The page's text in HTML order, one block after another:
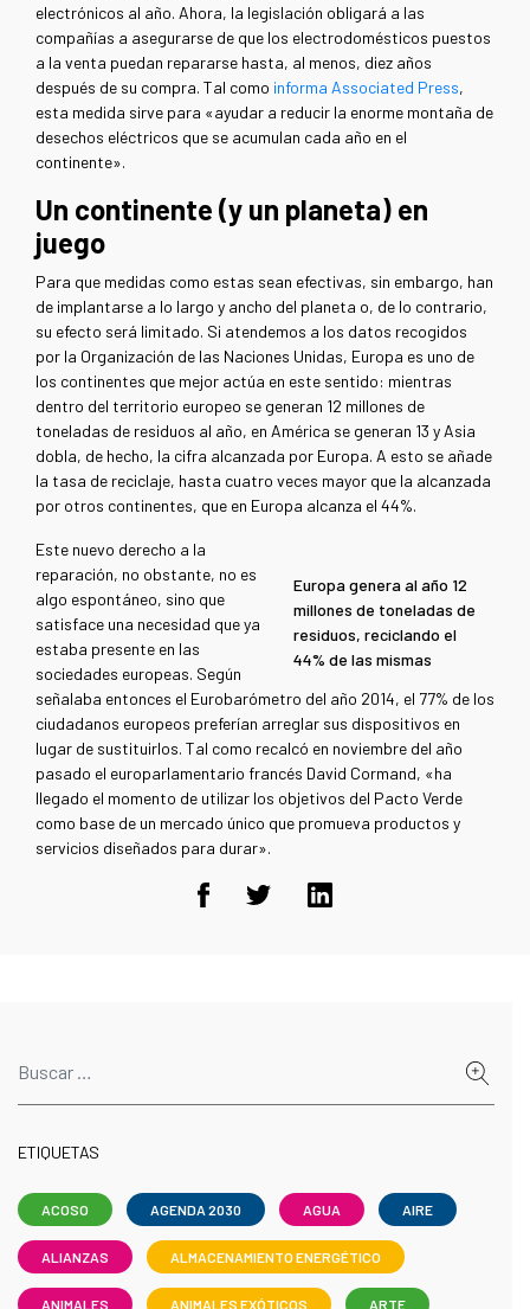
electrónicos al año. Ahora, la legislación obligará a las
compañías a asegurarse de que los electrodomésticos puestos
a la venta puedan repararse hasta, al menos, diez años
después de su compra. Tal como informa Associated Press,
esta medida sirve para «ayudar a reducir la enorme montaña de
desechos eléctricos que se acumulan cada año en el
continente».
Un continente (y un planeta) en
juego
Para que medidas como estas sean efectivas, sin embargo, han
de implantarse a lo largo y ancho del planeta o, de lo contrario,
su efecto será limitado. Si atendemos a los datos recogidos
por la Organización de las Naciones Unidas, Europa es uno de
los continentes que mejor actúa en este sentido: mientras
dentro del territorio europeo se generan 12 millones de
toneladas de residuos al año, en América se generan 13 y Asia
dobla, de hecho, la cifra alcanzada por Europa. A esto se añade
la tasa de reciclaje, hasta cuatro veces mayor que la alcanzada
por otros continentes, que en Europa alcanza el 44%.
Europa genera al año 12
millones de toneladas de
residuos, reciclando el
44% de las mismas
Este nuevo derecho a la
reparación, no obstante, no es
algo espontáneo, sino que
satisface una necesidad que ya
estaba presente en las
sociedades europeas. Según
señalaba entonces el Eurobarómetro del año 2014, el 77% de los
ciudadanos europeos preferían arreglar sus dispositivos en
lugar de sustituirlos. Tal como recalcó en noviembre del año
pasado el europarlamentario francés David Cormand, «ha
llegado el momento de utilizar los objetivos del Pacto Verde
como base de un mercado único que promueva productos y
servicios diseñados para durar».
ETIQUETAS
ACOSO AGENDA 2030 AGUA AIRE
ALIANZAS ALMACENAMIENTO ENERGÉTICO
ANIMALES ANIMALES EXÓTICOS ARTE